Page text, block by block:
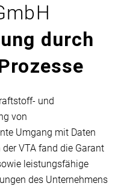
durch
und
von
Umgang mit Daten
VTA fand die Garant
leistungsfähige
des Unternehmens